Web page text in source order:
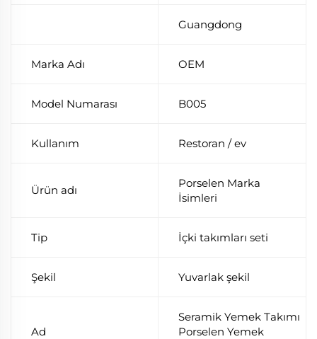
Guangdong
Marka Adı OEM
Model Numarası B005
Kullanım Restoran / ev
Ürün adı
Porselen Marka
İsimleri
Tip İçki takımları seti
Şekil Yuvarlak şekil
Ad
Seramik Yemek Takımı
Porselen Yemek